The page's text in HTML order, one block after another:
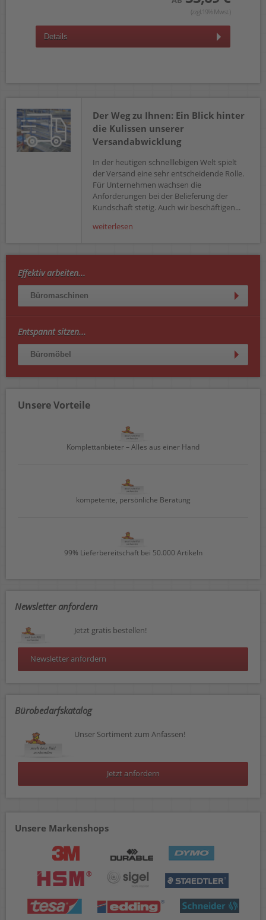
(zzgl.19% Mwst.)
Details
Der Weg zu Ihnen: Ein Blick hinter
die Kulissen unserer
Versandabwicklung
In der heutigen schnelllebigen Welt spielt
der Versand eine sehr entscheidende Rolle.
Für Unternehmen wachsen die
Anforderungen bei der Belieferung der
Kundschaft stetig. Auch wir beschäftigen...
weiterlesen
Effektiv arbeiten...
Büromaschinen
Entspannt sitzen...
Büromöbel
Unsere Vorteile
Komplettanbieter – Alles aus einer Hand
kompetente, persönliche Beratung
99% Lieferbereitschaft bei 50.000 Artikeln
Newsletter anfordern
Jetzt gratis bestellen!
Newsletter anfordern
Bürobedarfskatalog
Unser Sortiment zum Anfassen!
Jetzt anfordern
Unsere Markenshops